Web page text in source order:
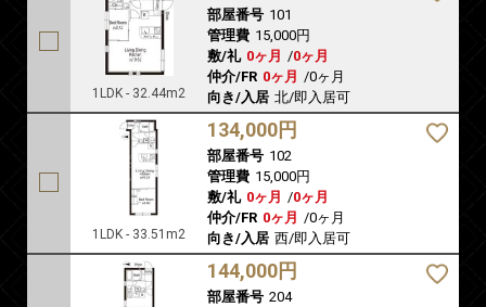
1LDK - 32.44m2
部屋番号 101
管理費 15,000円
敷/礼 0ヶ月 /0ヶ月
仲介/FR 0ヶ月 /0ヶ月
向き/入居 北/即入居可
1LDK - 33.51m2
134,000円
部屋番号 102
管理費 15,000円
敷/礼 0ヶ月 /0ヶ月
仲介/FR 0ヶ月 /0ヶ月
向き/入居 西/即入居可
144,000円
部屋番号 204